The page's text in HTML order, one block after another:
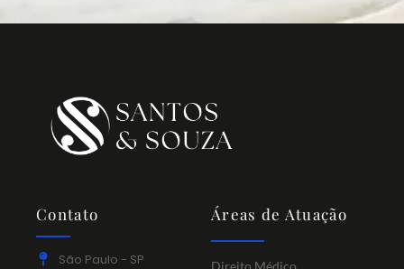
Contato
São Paulo - SP
Áreas de Atuação
Direito Médico